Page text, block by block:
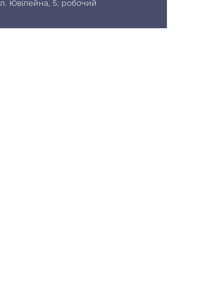
Ювілейна, 5; робочий